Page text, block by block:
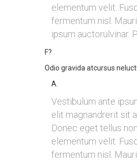
elementum velit.
fermentum nisl.
ipsum auctorulvinar.
F?
Odio gravida atcursus
A.
Vestibulum ante
elit magnandrerit sit
Donec eget tellus
elementum velit.
fermentum nisl.